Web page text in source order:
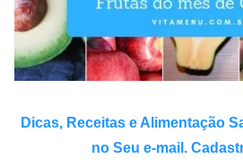
Dicas, Receitas e Alimentação
no Seu e-mail.